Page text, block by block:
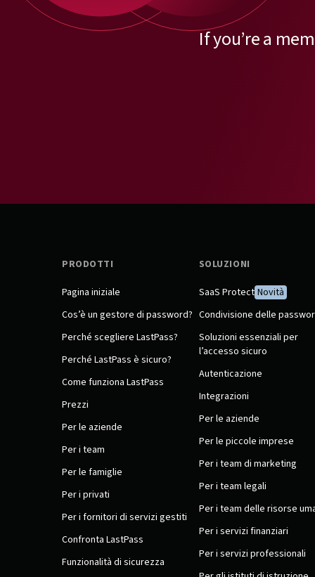
If you’re a
PRODOTTI
Pagina iniziale
Cos’è un gestore di password?
Perché scegliere LastPass?
Perché LastPass è sicuro?
Come funziona LastPass
Prezzi
Per le aziende
Per i team
Per le famiglie
Per i privati
Per i fornitori di servizi gestiti
Confronta LastPass
Funzionalità di sicurezza
SOLUZIONI
SaaS Protect Novità
Condivisione delle
Soluzioni essenziali per
l’accesso sicuro
Autenticazione
Integrazioni
Per le aziende
Per le piccole imprese
Per i team di marketing
Per i team legali
Per i team delle risorse
Per i servizi finanziari
Per i servizi professionali